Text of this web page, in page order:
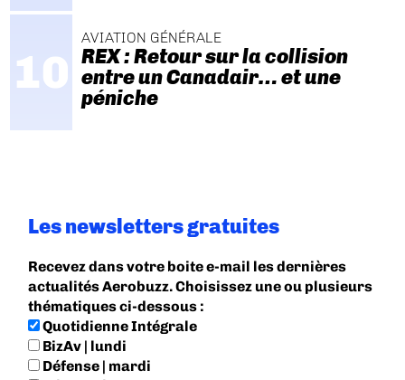
AVIATION GÉNÉRALE
REX : Retour sur la collision
entre un Canadair… et une
péniche
Les newsletters gratuites
Recevez dans votre boite e-mail les dernières
actualités Aerobuzz. Choisissez une ou plusieurs
thématiques ci-dessous :
Quotidienne Intégrale
BizAv | lundi
Défense | mardi